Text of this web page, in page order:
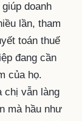
doanh
lần, tham
toán thuế
đang cần
của họ.
chị vẫn làng
mà hầu như